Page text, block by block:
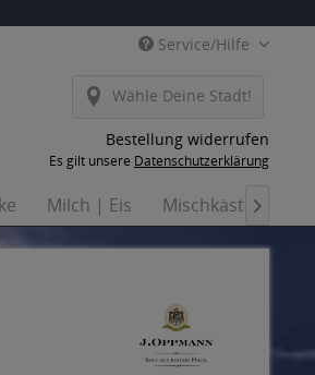
Service/Hilfe
Wähle Deine Stadt!
Bestellung widerrufen
Es gilt unsere Datenschutzerklärung
Milch | Eis Mischkästen
